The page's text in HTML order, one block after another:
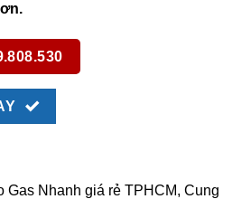
Gas Nhanh giá rẻ TPHCM, Cung